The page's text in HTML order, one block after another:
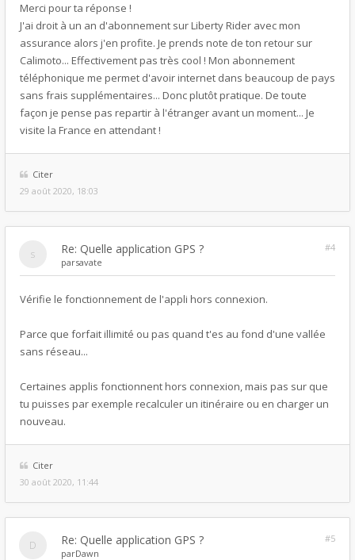
Merci pour ta réponse !
J'ai droit à un an d'abonnement sur Liberty Rider avec mon
assurance alors j'en profite. Je prends note de ton retour sur
Calimoto... Effectivement pas très cool ! Mon abonnement
téléphonique me permet d'avoir internet dans beaucoup de pays
sans frais supplémentaires... Donc plutôt pratique. De toute
façon je pense pas repartir à l'étranger avant un moment... Je
visite la France en attendant !
Citer
29 août 2020, 18:03
Re: Quelle application GPS ?
#4
parsavate
Vérifie le fonctionnement de l'appli hors connexion.
Parce que forfait illimité ou pas quand t'es au fond d'une vallée
sans réseau...
Certaines applis fonctionnent hors connexion, mais pas sur que
tu puisses par exemple recalculer un itinéraire ou en charger un
nouveau.
Citer
30 août 2020, 11:44
Re: Quelle application GPS ?
#5
parDawn